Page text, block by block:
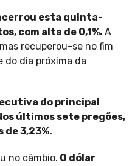
esta quinta-
com alta de 0,1%. A
recuperou-se no fim
do dia próxima da
do principal
últimos sete pregões,
de 3,23%.
no câmbio. O dólar